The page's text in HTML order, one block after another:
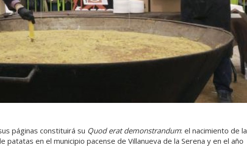
páginas constituirá su Quod erat demonstrandum: el nacimiento de la
en el municipio pacense de Villanueva de la Serena y en el año